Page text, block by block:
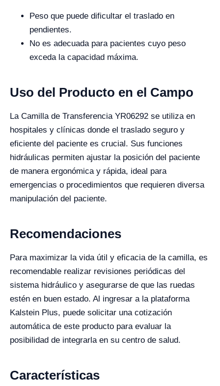
Peso que puede dificultar el traslado en
pendientes.
No es adecuada para pacientes cuyo peso
exceda la capacidad máxima.
Uso del Producto en el Campo
La Camilla de Transferencia YR06292 se utiliza en
hospitales y clínicas donde el traslado seguro y
eficiente del paciente es crucial. Sus funciones
hidráulicas permiten ajustar la posición del paciente
de manera ergonómica y rápida, ideal para
emergencias o procedimientos que requieren diversa
manipulación del paciente.
Recomendaciones
Para maximizar la vida útil y eficacia de la camilla, es
recomendable realizar revisiones periódicas del
sistema hidráulico y asegurarse de que las ruedas
estén en buen estado. Al ingresar a la plataforma
Kalstein Plus, puede solicitar una cotización
automática de este producto para evaluar la
posibilidad de integrarla en su centro de salud.
Características